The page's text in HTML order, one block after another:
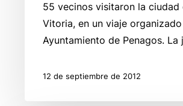
55 vecinos visitaron la ciudad
Vitoria, en un viaje
Ayuntamiento de Penagos. La
12 de septiembre de 2012